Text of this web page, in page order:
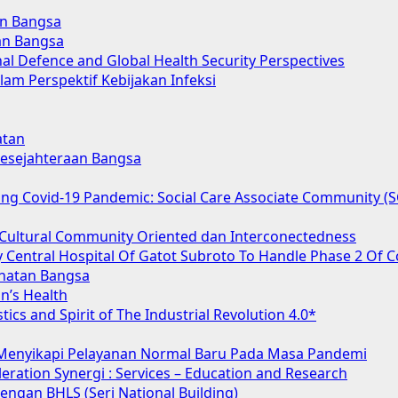
Bangsa
Bangsa
Defence and Global Health Security Perspectives
Perspektif Kebijakan Infeksi
Bangsa
Covid-19 Pandemic: Social Care Associate Community
Community Oriented dan Interconectedness
Hospital Of Gatot Subroto To Handle Phase 2 Of
Bangsa
Health
and Spirit of The Industrial Revolution 4.0*
Pelayanan Normal Baru Pada Masa Pandemi
Synergi : Services – Education and Research
BHLS (Seri National Building)